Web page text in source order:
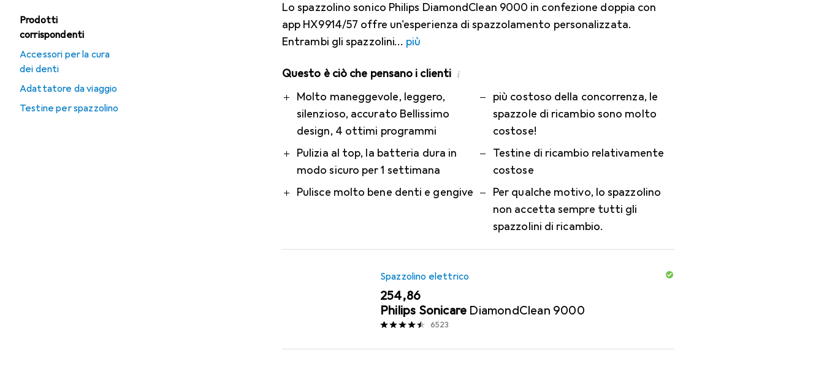
Prodotti
corrispondenti
Accessori per la cura
dei denti
Adattatore da viaggio
Testine per spazzolino
Lo spazzolino sonico Philips DiamondClean 9000 in confezione doppia con
app HX9914/57 offre un'esperienza di spazzolamento personalizzata.
Entrambi gli spazzolini
più
Questo è ciò che pensano i clienti i
ProMolto maneggevole, leggero,
silenzioso, accurato Bellissimo
design, 4 ottimi programmi
Pulizia al top, la batteria dura in
modo sicuro per 1 settimana
Pulisce molto bene denti e gengive
Contro
più costoso della concorrenza, le
spazzole di ricambio sono molto
costose!
Testine di ricambio relativamente
costose
Per qualche motivo, lo spazzolino
non accetta sempre tutti gli
spazzolini di ricambio.
Spazzolino elettrico
EUR
254,86
Philips Sonicare DiamondClean 9000
6523